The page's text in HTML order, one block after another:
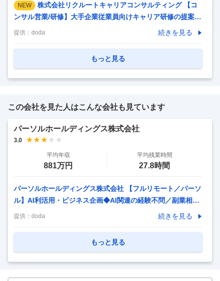
NEW
株式会社リクルートキャリアコンサルティング 【コ
ンサル営業/研修】大手企業従業員向けキャリア研修の提案★
リクルートG /年間休日140日 【仕事内容】 【コンサル営業/
リア自律・キャリア支援に関心のある方にお勧め／クライア
の理想像や課題設定を行い、キャリア開発研修を通じて人
材・組織変革を支援します。 ■業務内容 ・大手
提供： doda 続きを見る
もっと見る
この会社を見た人はこんな会社も見ています
パーソルホールディングス株式会社
3.0
平均年収
881万円
平均残業時間
27.8時間
パーソルホールディングス株式会社 【フルリモート／パーソ
ル】AI利活用・ビジネス企画◆AI関連の経験不問／副業相談
可／土日祝休【A2】 【仕事内容】 【フルリモート／パーソ
経験不問！売上1兆円規模、グループ148社を有するパーソル
提供： doda 続きを見る
もっと見る